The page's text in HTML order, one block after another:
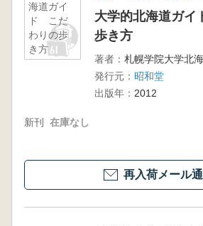
海道ガイ
ド こだ
わりの歩
き方
大学的北海道ガ
歩き方
著者：
発行元： 昭和堂
出版年： 2012
新刊 在庫なし
再入荷メール